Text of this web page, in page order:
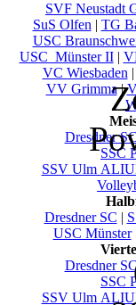
SVF Neustadt
SuS Olfen | TG
USC
USC_Münster II|
VC Wiesbaden
VV Grimma|
Dresdner
SSC
SSV Ulm
Dresdner SC |
USC Münster
Dresdner
SSC
SSV Ulm